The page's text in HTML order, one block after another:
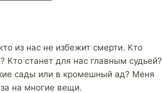
из нас не избежит смерти. Кто
Кто станет для нас главным судьей?
сады или в кромешный ад? Меня
на многие вещи.